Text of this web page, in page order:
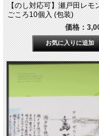
【のし対応可】瀬戸田レモ
ごころ10個入 (包装)
価格：